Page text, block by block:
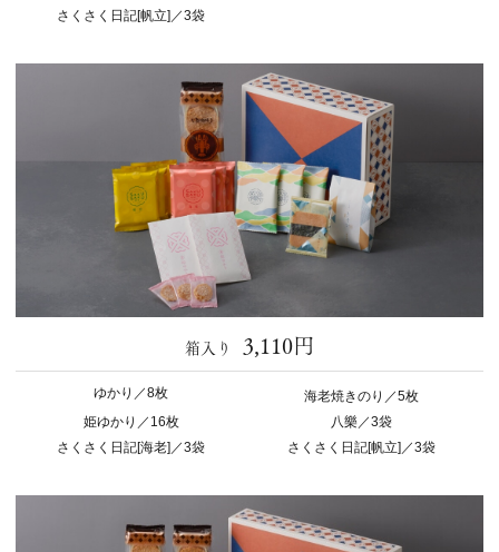
さくさく日記[帆立]／3袋
箱入り 3,110円
ゆかり／8枚
海老焼きのり／5枚
姫ゆかり／16枚
八樂／3袋
さくさく日記[海老]／3袋
さくさく日記[帆立]／3袋